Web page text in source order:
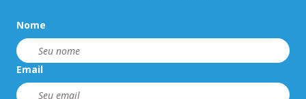
Nome
Email